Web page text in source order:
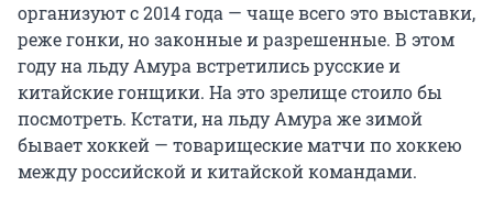
организуют с 2014 года — чаще всего это выставки,
реже гонки, но законные и разрешенные. В этом
году на льду Амура встретились русские и
китайские гонщики. На это зрелище стоило бы
посмотреть. Кстати, на льду Амура же зимой
бывает хоккей — товарищеские матчи по хоккею
между российской и китайской командами.